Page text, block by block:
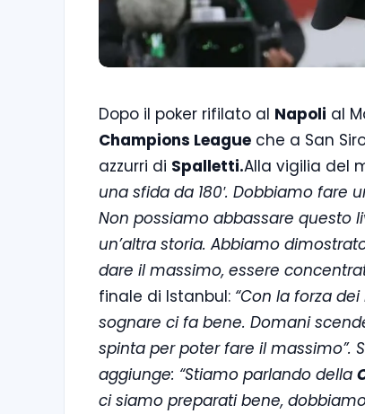
Dopo il poker rifilato al Napoli al
Champions League che a San
azzurri di Spalletti.Alla vigilia del
una sfida da 180′. Dobbiamo fare
Non possiamo abbassare questo
un’altra storia. Abbiamo
dare il massimo, essere
finale di Istanbul: “Con la forza
sognare ci fa bene. Domani
spinta per poter fare il massimo”.
aggiunge: “Stiamo parlando della
ci siamo preparati bene,